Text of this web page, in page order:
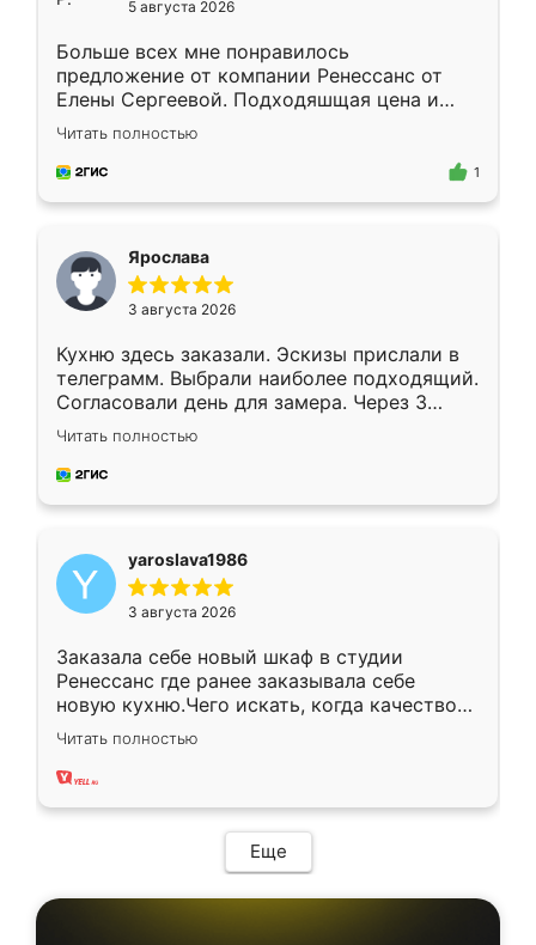
5 августа 2026
Больше всех мне понравилось
предложение от компании Ренессанс от
Елены Сергеевой. Подходяшщая цена и
короткие сроки изготовления. Приехавший
для замера сотрудник Владислав
предложил по моему эскизу самый
Читать полностью
1
Ярослава
3 августа 2026
Кухню здесь заказали. Эскизы прислали в
телеграмм. Выбрали наиболее подходящий.
Согласовали день для замера. Через 3
недели кухня была уже готова. Остались
довольны работой. Спасибо Ренессанс
мебель за качественную работу!
Читать полностью
yaroslava1986
3 августа 2026
Заказала себе новый шкаф в студии
Ренессанс где ранее заказывала себе
новую кухню.Чего искать, когда качеством
вполне довольна. Служит кухня уже почти
два года, нареканий нет.
Читать полностью
Еще